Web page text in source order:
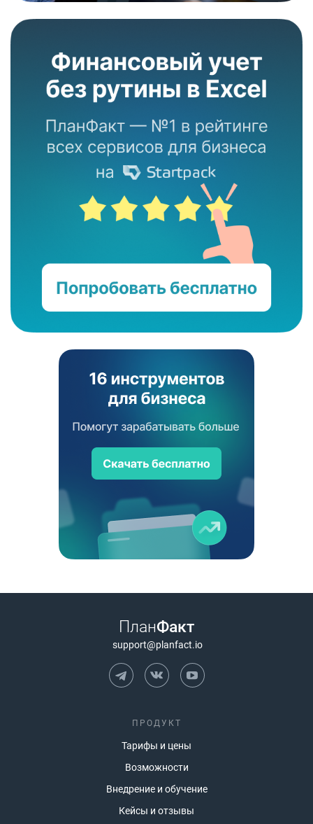
ПланФакт
support@planfact.io
ПРОДУКТ
Тарифы и цены
Возможности
Внедрение и обучение
Кейсы и отзывы